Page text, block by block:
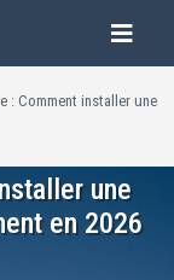
: Comment installer une
une
en 2026